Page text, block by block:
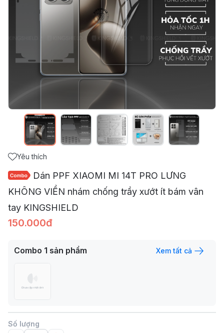
Yêu thích
Dán PPF XIAOMI MI 14T PRO LƯNG
KHÔNG VIỀN nhám chống trầy xướt ít bám vân
tay KINGSHIELD
150.000đ
Combo 1 sản phẩm Xem tất cả
Số lượng